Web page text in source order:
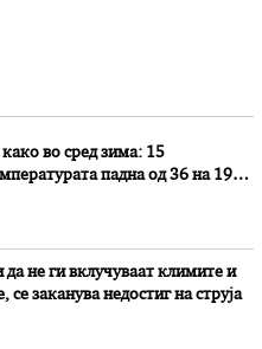
во сред зима: 15
падна од 36 на 19
не ги вклучуваат климите и
заканува недостиг на струја